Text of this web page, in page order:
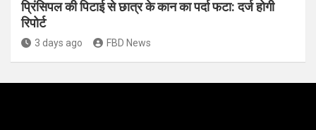
प्रिंसिपल की पिटाई से छात्र के कान का पर्दा फटा: दर्ज होगी
रिपोर्ट
3 days ago FBD News